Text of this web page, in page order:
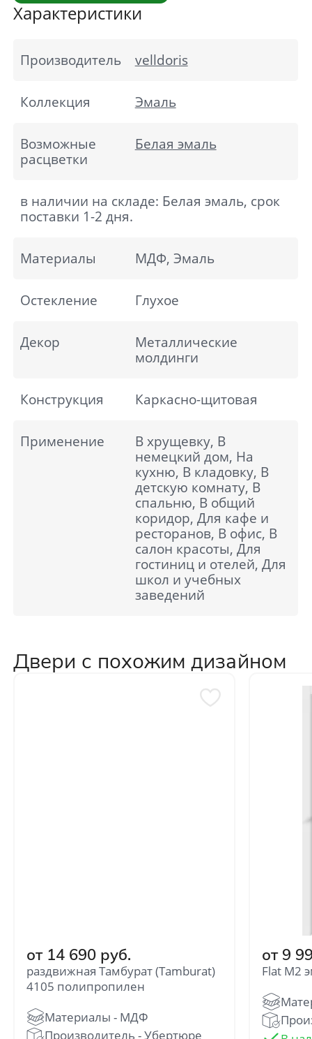
Характеристики
Производитель velldoris
Коллекция Эмаль
Возможные
расцветки
Белая эмаль
в наличии на складе: Белая эмаль, срок
поставки 1-2 дня.
Материалы МДФ, Эмаль
Остекление Глухое
Декор
Металлические
молдинги
Конструкция Каркасно-щитовая
Применение
В хрущевку, В
немецкий дом, На
кухню, В кладовку, В
детскую комнату, В
спальню, В общий
коридор, Для кафе и
ресторанов, В офис, В
салон красоты, Для
гостиниц и отелей, Для
школ и учебных
заведений
Двери с похожим дизайном
от 14 690 руб.
раздвижная Тамбурат (Tamburat)
4105 полипропилен
Производитель - Убертюре
от 9
Flat M2